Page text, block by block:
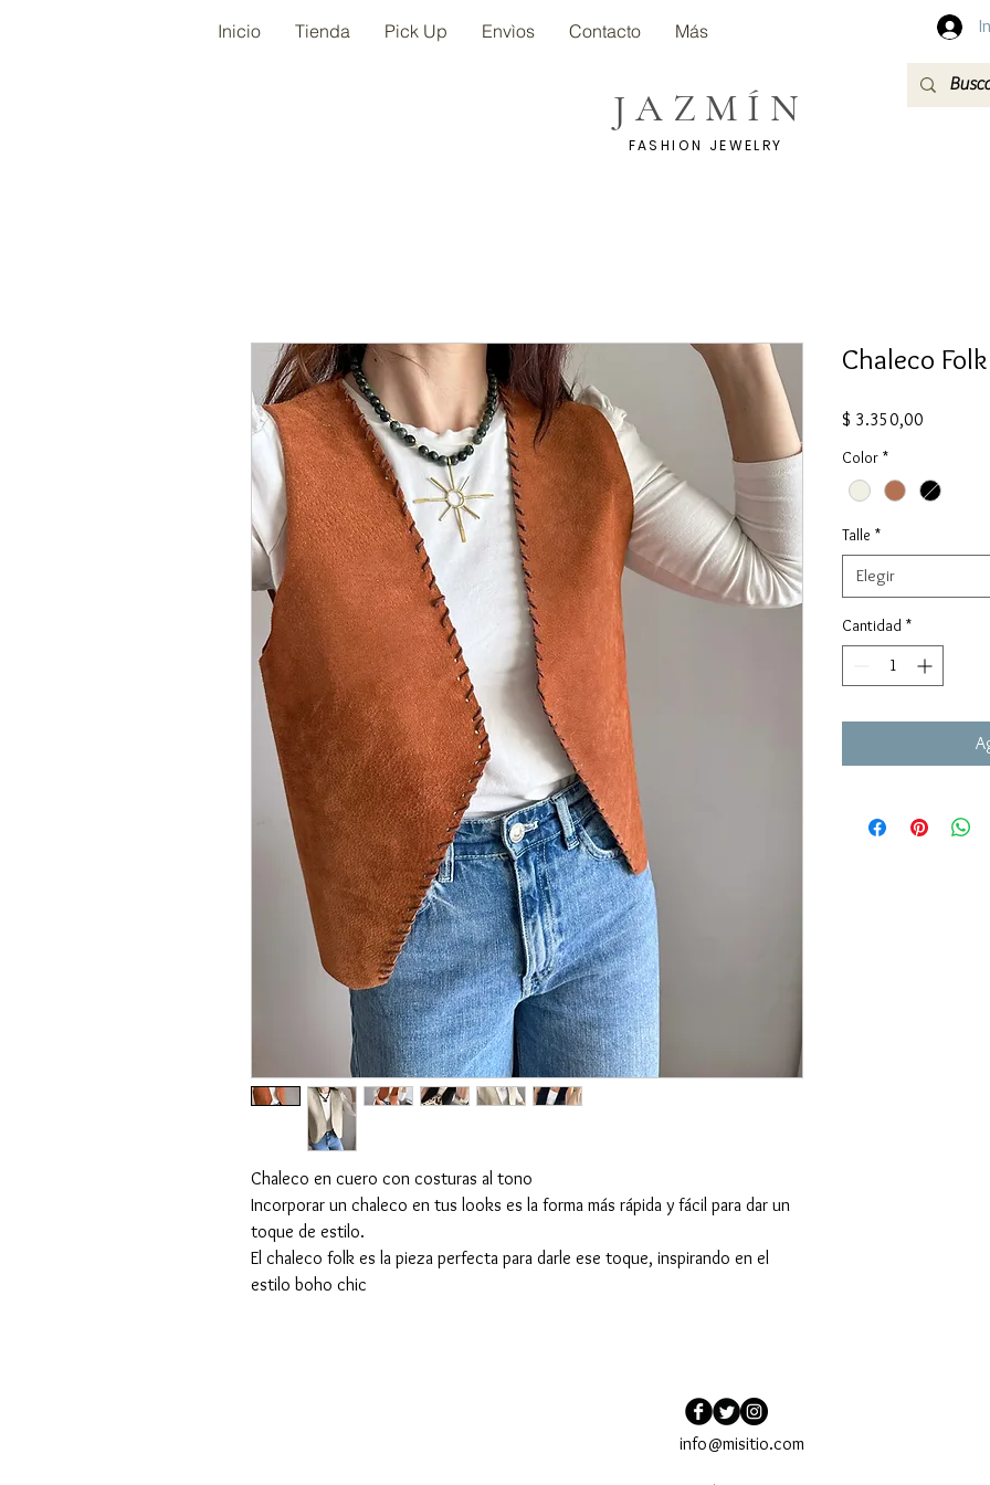
Inicio Tienda Pick Up Envìos Contacto Más
JAZMÍN
FASHION JEWELRY
Chaleco en cuero con costuras al tono
Incorporar un chaleco en tus looks es la forma más rápida y fácil para dar un
toque de estilo.
El chaleco folk es la pieza perfecta para darle ese toque, inspirando en el
estilo boho chic
Chaleco Folk
$ 3.350,00
Color *
Talle *
Elegir
Cantidad *
info@misitio.com